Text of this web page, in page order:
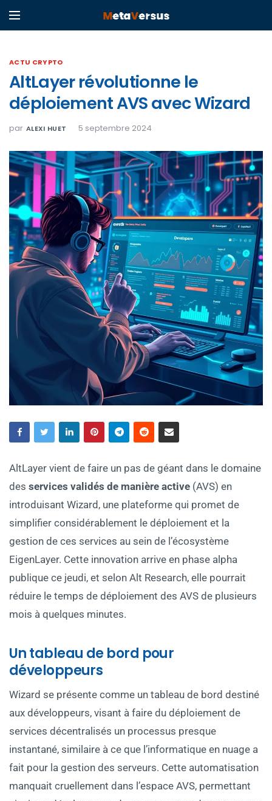
ACTU CRYPTO
AltLayer révolutionne le
déploiement AVS avec Wizard
par ALEXI HUET 5 septembre 2024
AltLayer vient de faire un pas de géant dans le domaine
des services validés de manière active (AVS) en
introduisant Wizard, une plateforme qui promet de
simplifier considérablement le déploiement et la
gestion de ces services au sein de l’écosystème
EigenLayer. Cette innovation arrive en phase alpha
publique ce jeudi, et selon Alt Research, elle pourrait
réduire le temps de déploiement des AVS de plusieurs
mois à quelques minutes.
Un tableau de bord pour
développeurs
Wizard se présente comme un tableau de bord destiné
aux développeurs, visant à faire du déploiement de
services décentralisés un processus presque
instantané, similaire à ce que l’informatique en nuage a
fait pour la gestion des serveurs. Cette automatisation
manquait cruellement dans l’espace AVS, permettant